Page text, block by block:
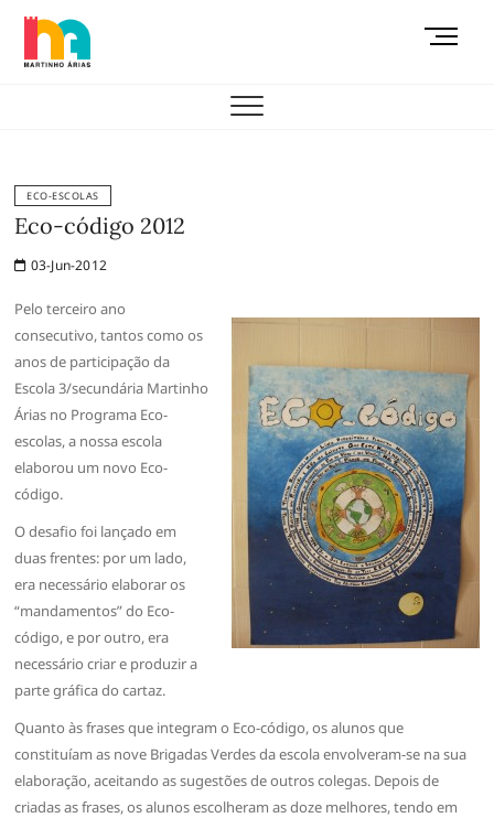
Skip
content
M
ECO-ESCOLAS
Eco-código 2012
03-Jun-2012
Pelo terceiro ano
consecutivo, tantos como os
anos de participação da
Escola 3/secundária Martinho
Árias no Programa Eco-
escolas, a nossa escola
elaborou um novo Eco-
código.
O desafio foi lançado em
duas frentes: por um lado,
era necessário elaborar os
“mandamentos” do Eco-
código, e por outro, era
necessário criar e produzir a
parte gráfica do cartaz.
Quanto às frases que integram o Eco-código, os alunos que
constituíam as nove Brigadas Verdes da escola envolveram-se na sua
elaboração, aceitando as sugestões de outros colegas. Depois de
criadas as frases, os alunos escolheram as doze melhores, tendo em